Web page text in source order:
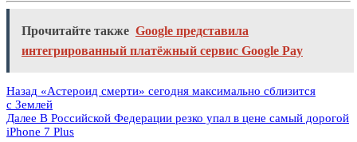
Прочитайте также Google представила
интегрированный платёжный сервис Google Pay
Назад «Астероид смерти» сегодня максимально сблизится
с Землей
Далее В Российской Федерации резко упал в цене самый дорогой
iPhone 7 Plus